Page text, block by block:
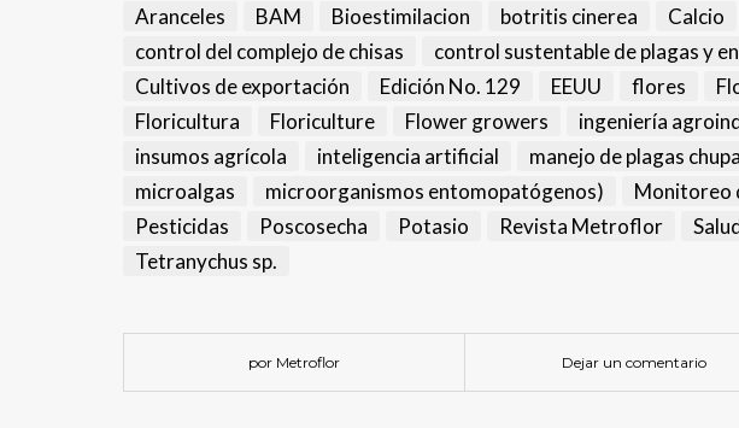
Aranceles
BAM Bioestimilacion botritis cinerea Calcio
control del complejo de chisas
control sustentable de plagas y
Cultivos de exportación
Edición No. 129 EEUU flores
Floricultura
Floriculture Flower growers ingeniería
insumos agrícola
inteligencia artificial manejo de plagas
microalgas
microorganismos entomopatógenos) Monitoreo
Pesticidas
Poscosecha Potasio Revista Metroflor
Tetranychus sp.
por Metroflor Dejar un comentario